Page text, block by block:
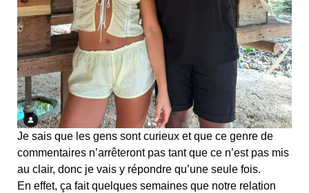
Je sais que les gens sont curieux et que ce genre de
commentaires n’arrêteront pas tant que ce n’est pas mis
au clair, donc je vais y répondre qu’une seule fois.
En effet, ça fait quelques semaines que notre relation